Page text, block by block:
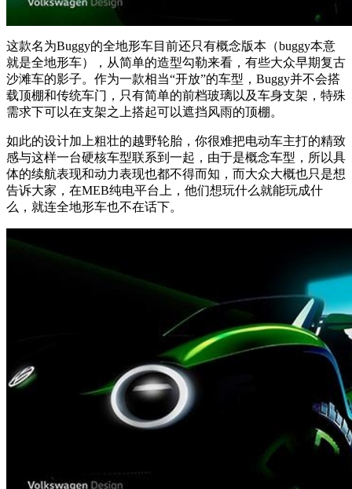
这款名为Buggy的全地形车目前还只有概念版本（buggy本意
就是全地形车），从简单的造型勾勒来看，有些大众早期复古
沙滩车的影子。作为一款相当“开放”的车型，Buggy并不会搭
载顶棚和传统车门，只有简单的前档玻璃以及车身支架，特殊
需求下可以在支架之上搭起可以遮挡风雨的顶棚。
如此的设计加上粗壮的越野轮胎，你很难把电动车主打的精致
感与这样一台硬核车型联系到一起，由于是概念车型，所以具
体的续航表现和动力表现也都不得而知，而大众大概也只是想
告诉大家，在MEB纯电平台上，他们想玩什么就能玩成什
么，就连全地形车也不在话下。